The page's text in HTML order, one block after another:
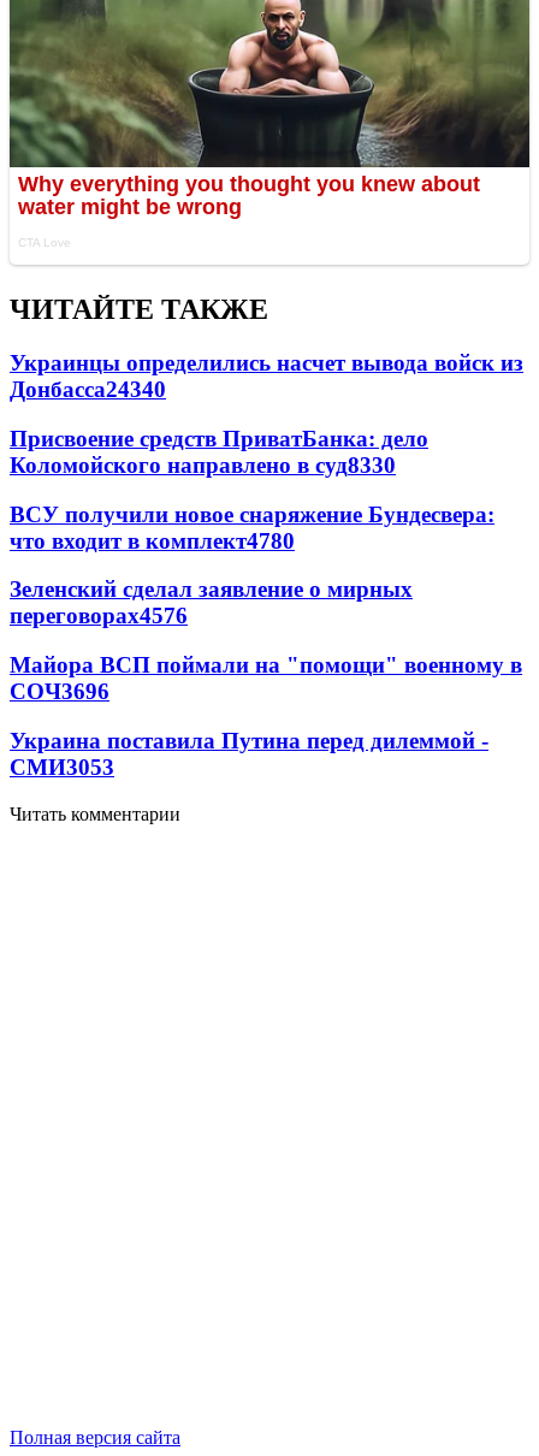
ЧИТАЙТЕ ТАКЖЕ
Украинцы определились насчет вывода войск из
Донбасса24340
Присвоение средств ПриватБанка: дело
Коломойского направлено в суд8330
ВСУ получили новое снаряжение Бундесвера:
что входит в комплект4780
Зеленский сделал заявление о мирных
переговорах4576
Майора ВСП поймали на "помощи" военному в
СОЧ3696
Украина поставила Путина перед дилеммой -
СМИ3053
Читать комментарии
Полная версия сайта